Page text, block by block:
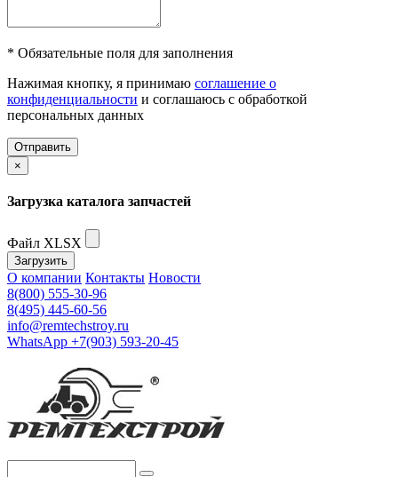
* Обязательные поля для заполнения
Нажимая кнопку, я принимаю соглашение о
конфиденциальности и соглашаюсь с обработкой
персональных данных
Отправить
×
Загрузка каталога запчастей
Файл XLSX
Загрузить
О компании Контакты Новости
8(800) 555-30-96
8(495) 445-60-56
info@remtechstroy.ru
WhatsApp +7(903) 593-20-45